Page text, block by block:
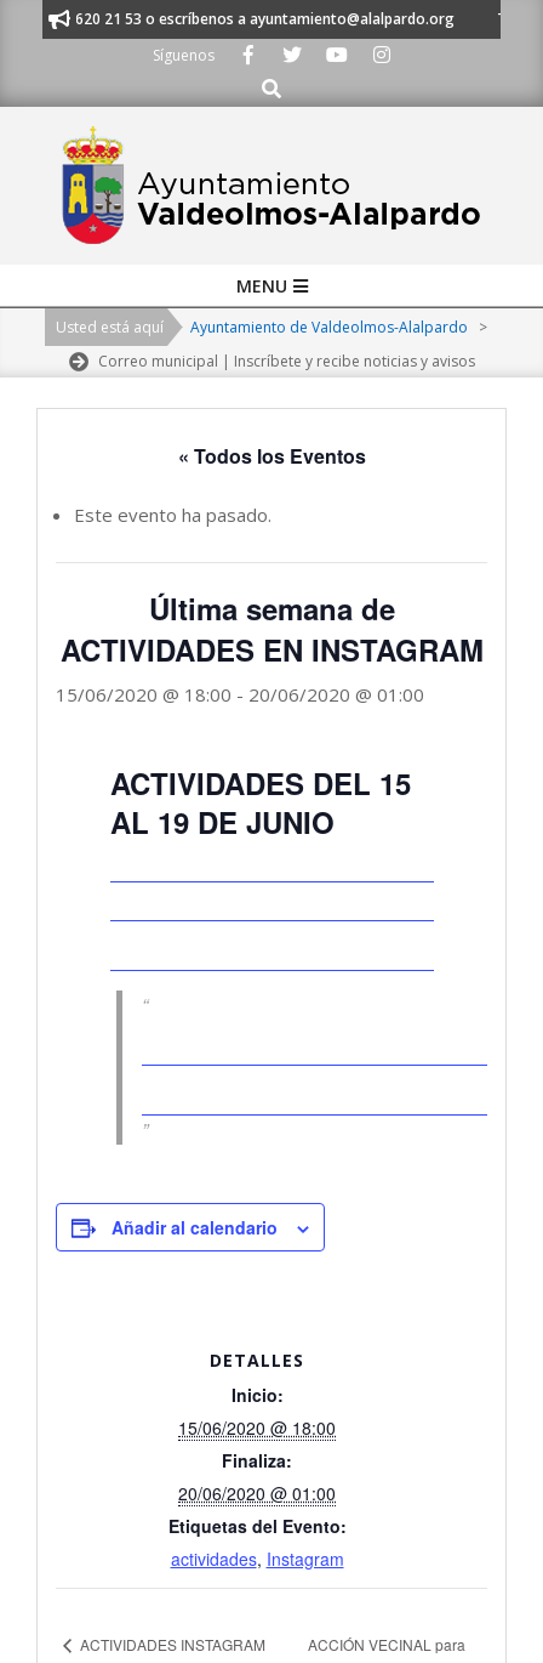
al 91 620 21 53 o escríbenos a ayuntamiento@alalpardo.org
TE
Síguenos
Buscar
Navigation
MENU
Usted está aquí Ayuntamiento de Valdeolmos-Alalpardo
>
Correo municipal | Inscríbete y recibe noticias y avisos
« Todos los Eventos
Este evento ha pasado.
Última semana de
ACTIVIDADES EN INSTAGRAM
15/06/2020 @ 18:00 - 20/06/2020 @ 01:00
ACTIVIDADES DEL 15
AL 19 DE JUNIO
Añadir al calendario
DETALLES
Inicio:
15/06/2020 @ 18:00
Finaliza:
20/06/2020 @ 01:00
Etiquetas del Evento:
actividades, Instagram
ACTIVIDADES INSTAGRAM
ACCIÓN VECINAL para